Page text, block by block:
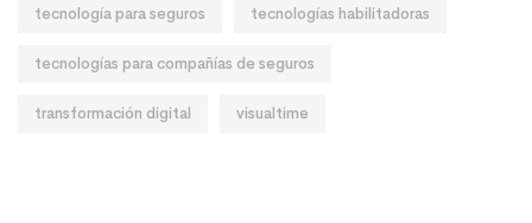
tecnología para seguros tecnologías habilitadoras
tecnologías para compañías de seguros
transformación digital visualtime